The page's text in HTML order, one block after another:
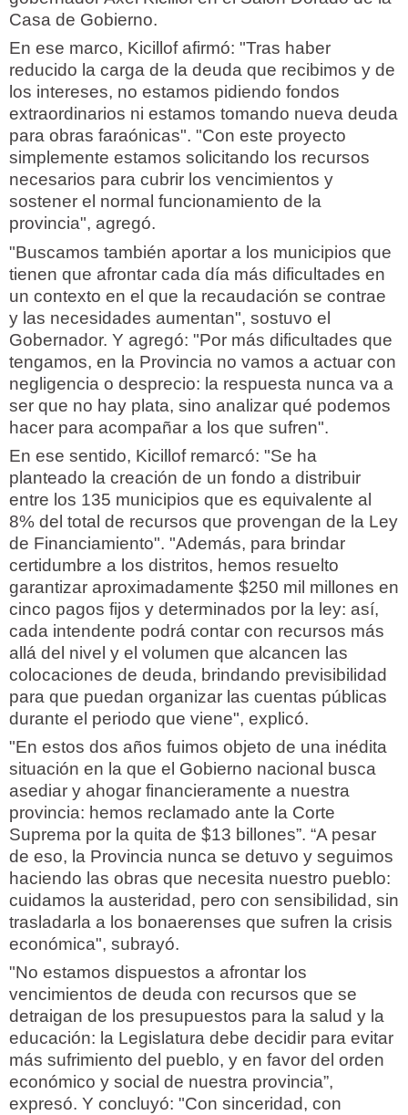
Casa de Gobierno.
En ese marco, Kicillof afirmó: "Tras haber
reducido la carga de la deuda que recibimos y de
los intereses, no estamos pidiendo fondos
extraordinarios ni estamos tomando nueva deuda
para obras faraónicas". "Con este proyecto
simplemente estamos solicitando los recursos
necesarios para cubrir los vencimientos y
sostener el normal funcionamiento de la
provincia", agregó.
"Buscamos también aportar a los municipios que
tienen que afrontar cada día más dificultades en
un contexto en el que la recaudación se contrae
y las necesidades aumentan", sostuvo el
Gobernador. Y agregó: "Por más dificultades que
tengamos, en la Provincia no vamos a actuar con
negligencia o desprecio: la respuesta nunca va a
ser que no hay plata, sino analizar qué podemos
hacer para acompañar a los que sufren".
En ese sentido, Kicillof remarcó: "Se ha
planteado la creación de un fondo a distribuir
entre los 135 municipios que es equivalente al
8% del total de recursos que provengan de la Ley
de Financiamiento". "Además, para brindar
certidumbre a los distritos, hemos resuelto
garantizar aproximadamente $250 mil millones en
cinco pagos fijos y determinados por la ley: así,
cada intendente podrá contar con recursos más
allá del nivel y el volumen que alcancen las
colocaciones de deuda, brindando previsibilidad
para que puedan organizar las cuentas públicas
durante el periodo que viene", explicó.
"En estos dos años fuimos objeto de una inédita
situación en la que el Gobierno nacional busca
asediar y ahogar financieramente a nuestra
provincia: hemos reclamado ante la Corte
Suprema por la quita de $13 billones”. “A pesar
de eso, la Provincia nunca se detuvo y seguimos
haciendo las obras que necesita nuestro pueblo:
cuidamos la austeridad, pero con sensibilidad, sin
trasladarla a los bonaerenses que sufren la crisis
económica", subrayó.
"No estamos dispuestos a afrontar los
vencimientos de deuda con recursos que se
detraigan de los presupuestos para la salud y la
educación: la Legislatura debe decidir para evitar
más sufrimiento del pueblo, y en favor del orden
económico y social de nuestra provincia”,
expresó. Y concluyó: "Con sinceridad, con